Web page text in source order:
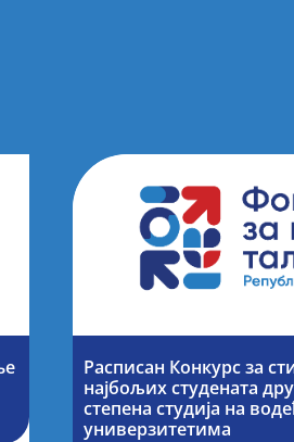
Расписан Конкурс за
најбољих студената
степена студија на
универзитетима